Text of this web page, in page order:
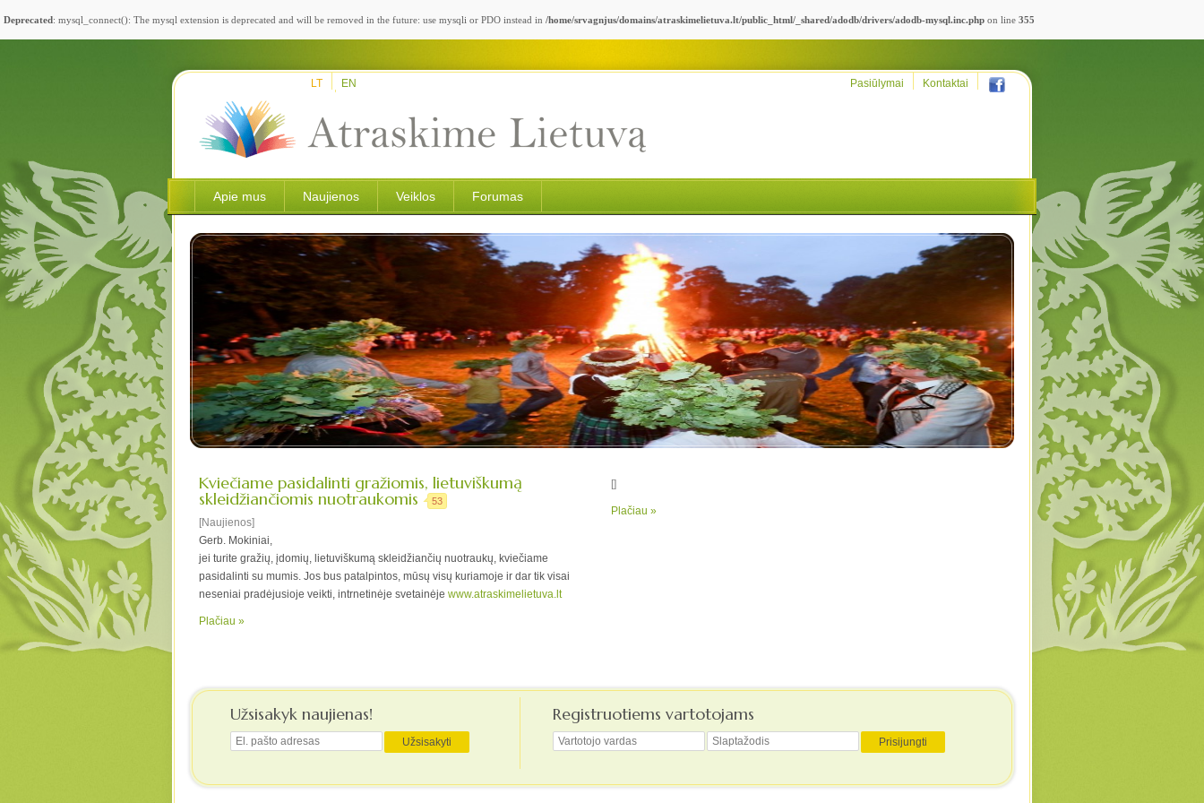
Deprecated: mysql_connect(): The mysql extension is deprecated and will be removed in the future: use mysqli or PDO instead in /home/srvagnjus/domains/atraskimelietuva.lt/public_html/_shared/adodb/drivers/adodb-mysql.inc.php on line 355
LT EN
Apie mus Naujienos Veiklos Forumas
Pasiūlymai Kontaktai
Kviečiame pasidalinti gražiomis, lietuviškumą
skleidžiančiomis nuotraukomis 53
[Naujienos]
Gerb. Mokiniai,
jei turite gražių, įdomių, lietuviškumą skleidžiančių nuotraukų, kviečiame
pasidalinti su mumis. Jos bus patalpintos, mūsų visų kuriamoje ir dar tik visai
neseniai pradėjusioje veikti, intrnetinėje svetainėje www.atraskimelietuva.lt
Plačiau »
[]
Plačiau »
Užsisakyk naujienas! Registruotiems vartotojams